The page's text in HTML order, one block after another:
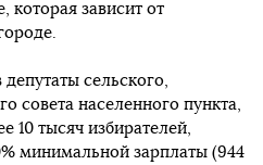
которая зависит от
сельского,
совета населенного пункта,
10 тысяч избирателей,
минимальной зарплаты (944